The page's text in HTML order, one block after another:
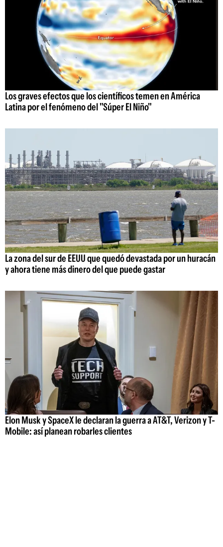
Los graves efectos que los científicos temen en América
Latina por el fenómeno del "Súper El Niño"
La zona del sur de EEUU que quedó devastada por un huracán
y ahora tiene más dinero del que puede gastar
Elon Musk y SpaceX le declaran la guerra a AT&T, Verizon y T-
Mobile: así planean robarles clientes